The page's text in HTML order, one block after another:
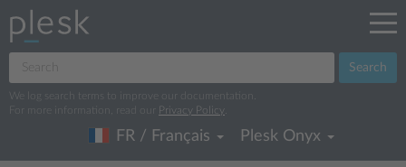
Search
We log search terms to improve our documentation.
For more information, read our
Privacy Policy
FR / Français Plesk Onyx